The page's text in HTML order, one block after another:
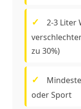
2-3 Liter
zu 30%)
oder Sport